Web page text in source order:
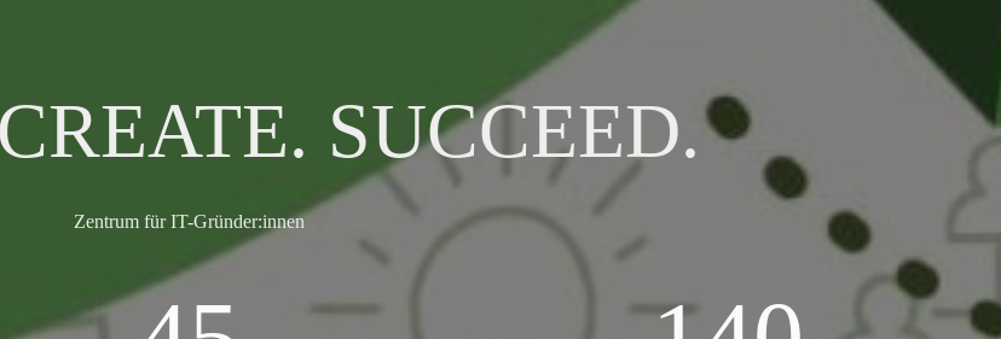
SUCCEED.
Zentrum für IT-Gründer:innen